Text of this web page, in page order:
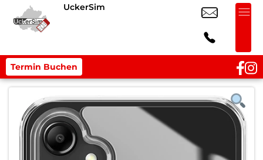
UckerSim
Termin Buchen